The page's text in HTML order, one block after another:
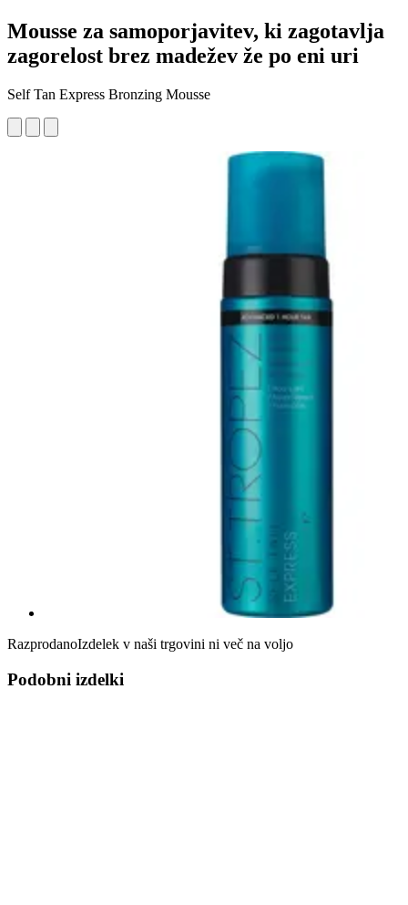
Mousse za samoporjavitev, ki zagotavlja
zagorelost brez madežev že po eni uri
Self Tan Express Bronzing Mousse
RazprodanoIzdelek v naši trgovini ni več na voljo
Podobni izdelki